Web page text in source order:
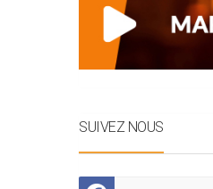
SUIVEZ NOUS